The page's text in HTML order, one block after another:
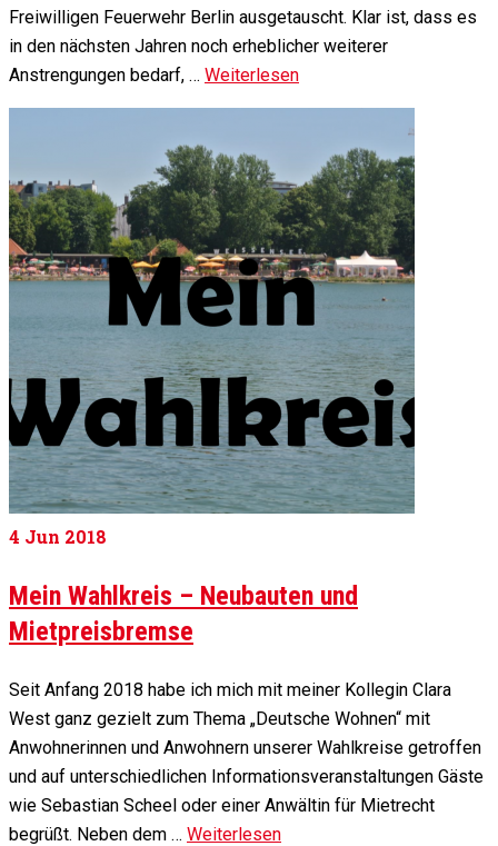
Freiwilligen Feuerwehr Berlin ausgetauscht. Klar ist, dass es
in den nächsten Jahren noch erheblicher weiterer
Anstrengungen bedarf, … Weiterlesen
4 Jun 2018
Mein Wahlkreis – Neubauten und
Mietpreisbremse
Seit Anfang 2018 habe ich mich mit meiner Kollegin Clara
West ganz gezielt zum Thema „Deutsche Wohnen“ mit
Anwohnerinnen und Anwohnern unserer Wahlkreise getroffen
und auf unterschiedlichen Informationsveranstaltungen Gäste
wie Sebastian Scheel oder einer Anwältin für Mietrecht
begrüßt. Neben dem … Weiterlesen